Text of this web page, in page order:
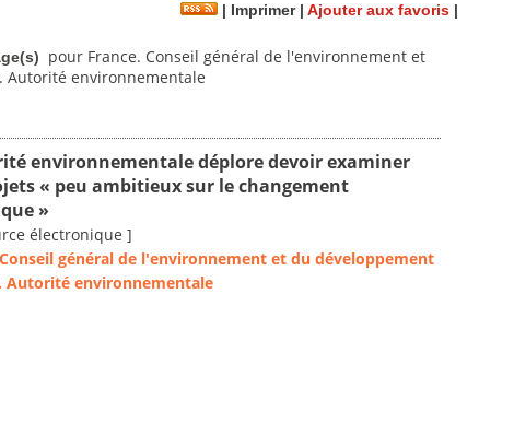
| Imprimer| Ajouter aux favoris |
pour France. Conseil général de l'environnement et
environnementale
environnementale déplore devoir examiner
« peu ambitieux sur le changement
»
électronique ]
général de l'environnement et du développement
Autorité environnementale